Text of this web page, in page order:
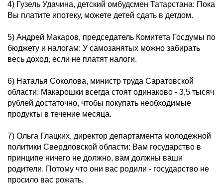
4) Гузель Удачина, детский омбудсмен Татарстана: Пока
Вы платите ипотеку, можете детей сдать в детдом.
5) Андрей Макаров, председатель Комитета Госдумы по
бюджету и налогам: У самозанятых можно забирать
весь доход, если не платят налоги.
6) Наталья Соколова, министр труда Саратовской
области: Макарошки всегда стоят одинаково - 3,5 тысяч
рублей достаточно, чтобы покупать необходимые
продукты в течение месяца.
7) Ольга Глацких, директор департамента молодежной
политики Свердловской области: Вам государство в
принципе ничего не должно, вам должны ваши
родители. Потому что они вас родили - государство не
просило вас рожать.